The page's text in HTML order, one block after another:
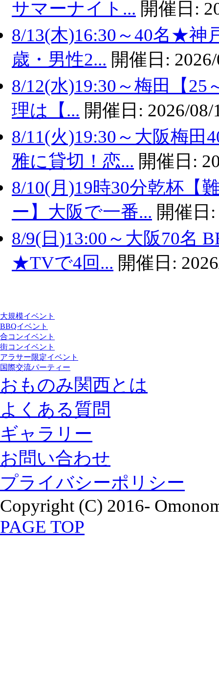
サマーナイト... 開催日:
8/13(木)16:30～40名★神
歳・男性2... 開催日:
8/12(水)19:30～梅田【
理は【... 開催日: 2026/08/
8/11(火)19:30～大阪梅
雅に貸切！恋... 開催日:
8/10(月)19時30分乾杯【
ー】大阪で一番... 開催日
8/9(日)13:00～大阪70名
★TVで4回... 開催日:
大規模イベント
BBQイベント
合コンイベント
街コンイベント
アラサー限定イベント
国際交流パーティー
おものみ関西とは
よくある質問
ギャラリー
お問い合わせ
プライバシーポリシー
Copyright (C) 2016-
PAGE TOP